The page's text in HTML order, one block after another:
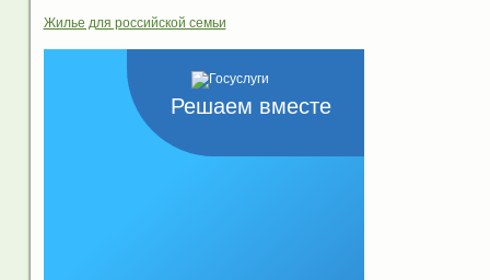
Жилье для российской семьи
Решаем вместе